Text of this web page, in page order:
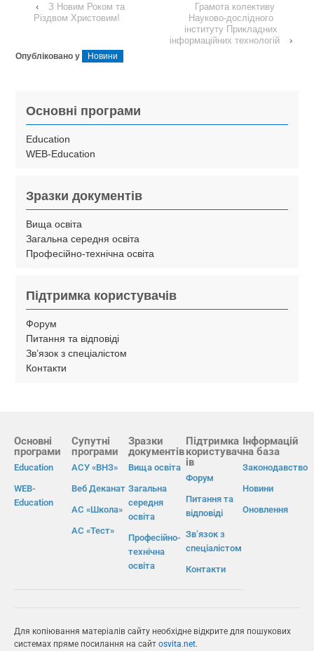
‹
З Новим Роком та
Різдвом Христовим!
Грамота колективу
Науково-дослідного
інституту Прикладних
інформаційних технологій
›
Опубліковано у Новини
Основні програми
Education
WEB-Education
Зразки документів
Вища освіта
Загальна середня освіта
Професійно-технічна освіта
Підтримка користувачів
Форум
Питання та відповіді
Зв’язок з спеціалістом
Контакти
Основні
програми
Education
WEB-
Education
Супутні
програми
АСУ «ВНЗ»
Веб Деканат
АС «Школа»
АС «Тест»
Зразки
документів
Вища освіта
Загальна
середня
освіта
Професійно-
технічна
освіта
Підтримка
користувач
ів
Форум
Питання та
відповіді
Зв’язок з
спеціалістом
Контакти
Інформацій
на база
Законодавство
Новини
Оновлення
Для копіювання матеріалів сайту необхідне відкрите для пошукових
системах пряме посилання на сайт osvita.net.